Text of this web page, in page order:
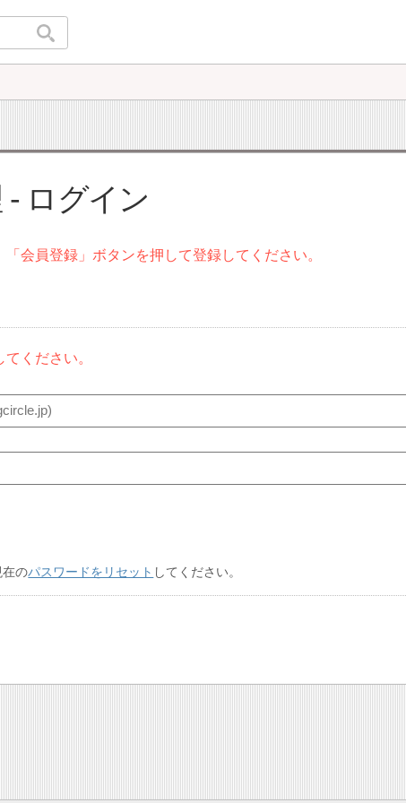
- ログイン
会員登録」ボタンを押して登録してください。
ください。
在のパスワードをリセット してください。